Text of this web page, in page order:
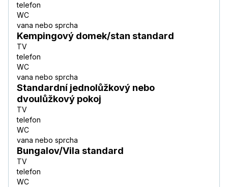
telefon
WC
vana nebo sprcha
Kempingový domek/stan standard
TV
telefon
WC
vana nebo sprcha
Standardní jednolůžkový nebo
dvoulůžkový pokoj
TV
telefon
WC
vana nebo sprcha
Bungalov/Vila standard
TV
telefon
WC